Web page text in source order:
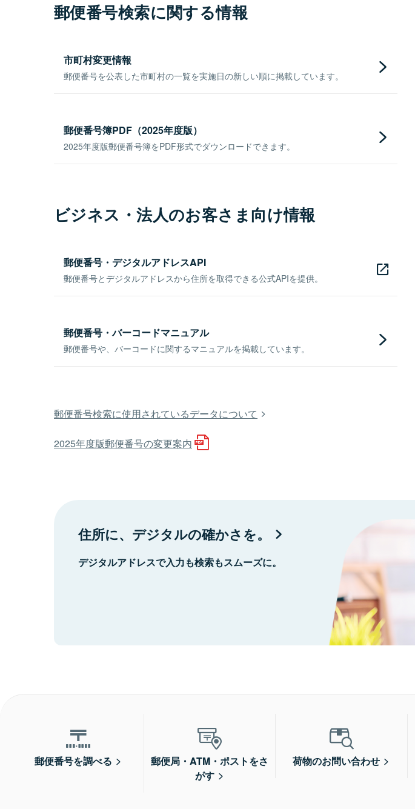
郵便番号検索に関する情報
市町村変更情報
郵便番号を公表した市町村の一覧を実施日の新しい順に掲載しています。
郵便番号簿PDF（2025年度版）
2025年度版郵便番号簿をPDF形式でダウンロードできます。
ビジネス・法人のお客さま向け情報
郵便番号・デジタルアドレスAPI
郵便番号とデジタルアドレスから住所を取得できる公式APIを提供。
郵便番号・バーコードマニュアル
郵便番号や、バーコードに関するマニュアルを掲載しています。
郵便番号検索に使用されているデータについて
2025年度版郵便番号の変更案内
住所に、デジタルの確かさを。
デジタルアドレスで入力も検索もスムーズに。
郵便番号を調べる
郵便局・ATM・ポストをさ
がす
荷物のお問い合わせ